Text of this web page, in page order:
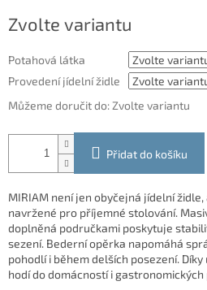
cena:
Zvolte variantu
Potahová látka
Provedení jídelní židle
Můžeme doručit do: Zvolte variantu
Přidat do košíku
MIRIAM není jen obyčejná jídelní
navržené pro příjemné stolování.
doplněná područkami poskytuje
sezení. Bederní opěrka napomáhá
pohodlí i během delších posezení.
hodí do domácností i gastronomických